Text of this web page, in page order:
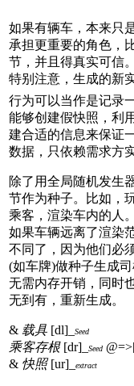
如果有辆车，本来只
承担更重要的角色，
节，并且得真实可信
特别注意，生成的新
行为可以当作是记录
能够创建假快照，利
建合适的信息来保证
数据，只依赖需求方
除了用全局随机发生
节作为种子。比如，
乘客，渲染车内的人
如果车辆远离了渲染
不同了，因为他们必
(如车牌)做种子生成
无需内存开销，同时
无到有，重新生成。
& 载具 [dl]_Seed
乘客存根[dr]_Seed
& 快照[ur]_extract